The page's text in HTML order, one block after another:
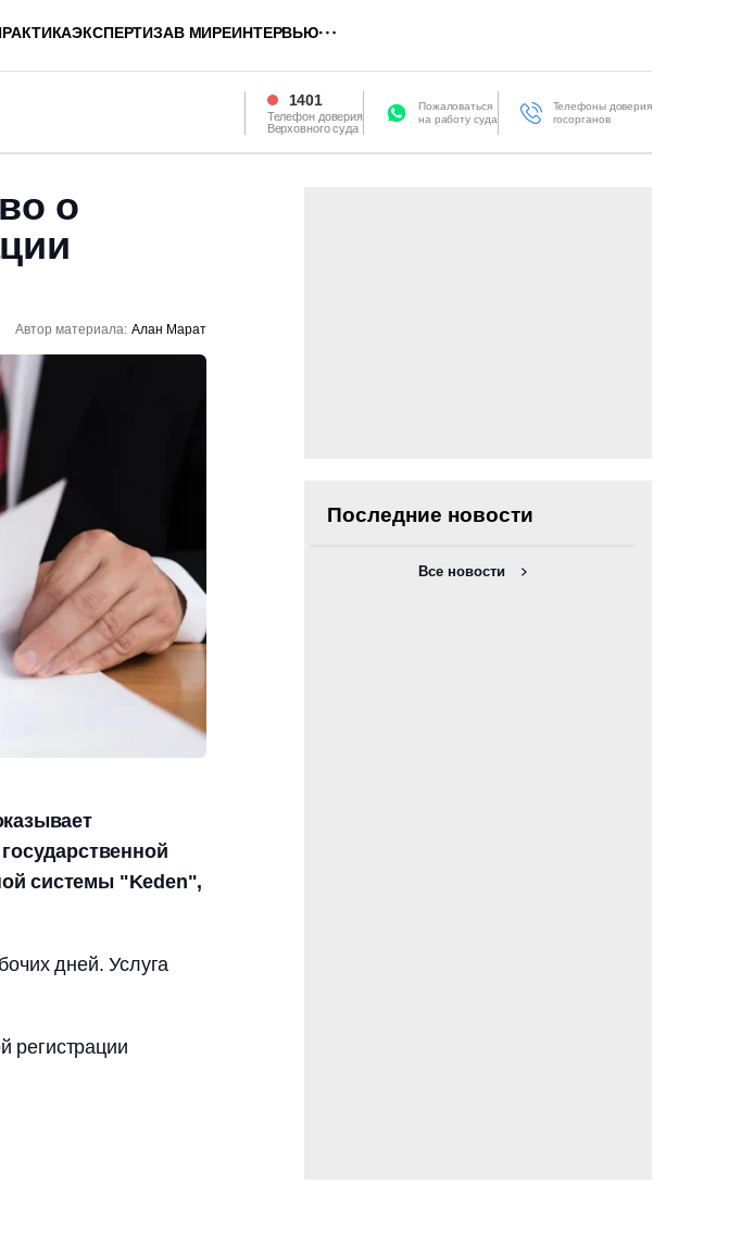
ЭКСПЕРТИЗАВ МИРЕИНТЕРВЬЮ
1401
Телефон доверия
Верховного суда
Пожаловаться
на работу суда
Телефоны доверия
госорганов
о
Автор материала: Алан Марат
системы "Keden",
дней. Услуга
регистрации
Последние новости
Все новости